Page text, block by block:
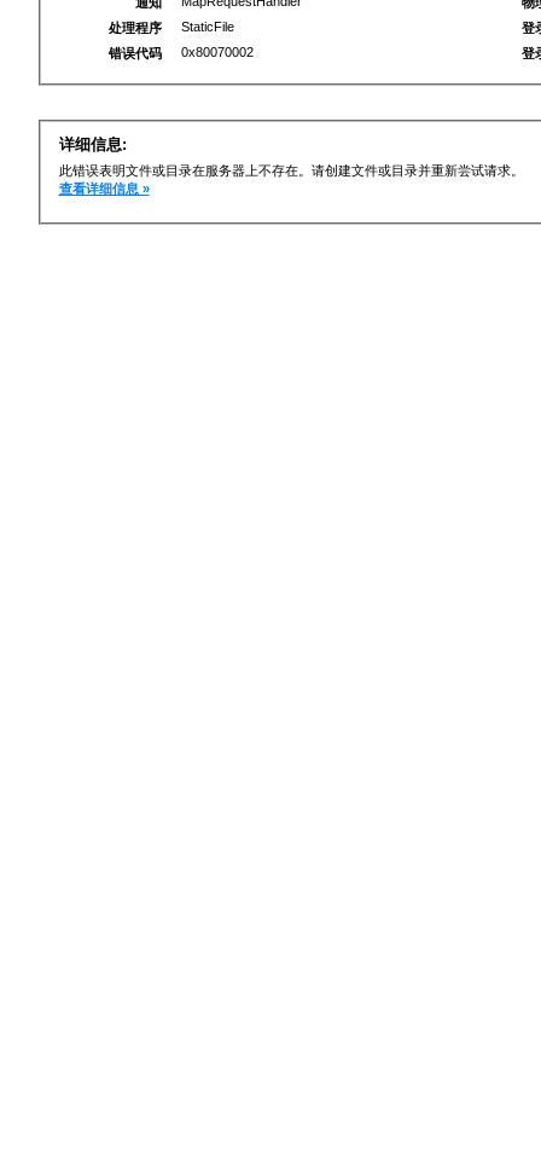
处理程序
StaticFile
错误代码
0x80070002
登
登
详细信息:
此错误表明文件或目录在服务器上不存在。请创建文件或目录并重新尝试请求。
查看详细信息 »